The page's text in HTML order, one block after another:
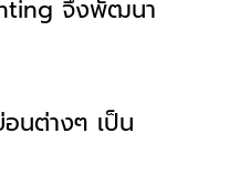
จึงพัฒนา
นต่างๆ เป็น